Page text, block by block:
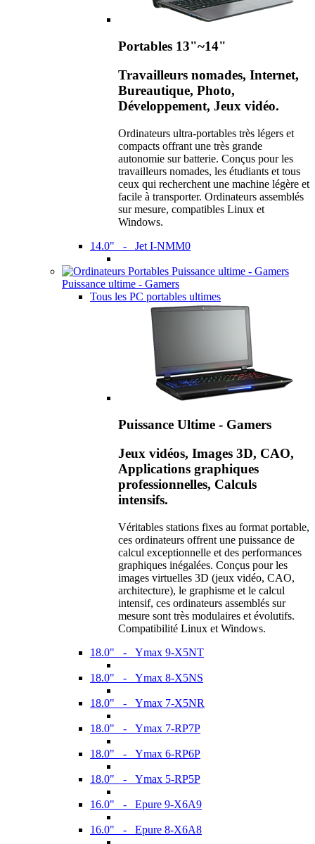
Portables 13"~14"
Travailleurs nomades, Internet,
Bureautique, Photo,
Développement, Jeux vidéo.
Ordinateurs ultra-portables très légers et
compacts offrant une très grande
autonomie sur batterie. Conçus pour les
travailleurs nomades, les étudiants et tous
ceux qui recherchent une machine légère et
facile à transporter. Ordinateurs assemblés
sur mesure, compatibles Linux et
Windows.
14.0" - Jet I-NMM0
Puissance ultime - Gamers
Tous les PC portables ultimes
Puissance Ultime - Gamers
Jeux vidéos, Images 3D, CAO,
Applications graphiques
professionnelles, Calculs
intensifs.
Véritables stations fixes au format portable,
ces ordinateurs offrent une puissance de
calcul exceptionnelle et des performances
graphiques inégalées. Conçus pour les
images virtuelles 3D (jeux vidéo, CAO,
architecture), le graphisme et le calcul
intensif, ces ordinateurs assemblés sur
mesure sont très modulaires et évolutifs.
Compatibilité Linux et Windows.
18.0" - Ymax 9-X5NT
18.0" - Ymax 8-X5NS
18.0" - Ymax 7-X5NR
18.0" - Ymax 7-RP7P
18.0" - Ymax 6-RP6P
18.0" - Ymax 5-RP5P
16.0" - Epure 9-X6A9
16.0" - Epure 8-X6A8